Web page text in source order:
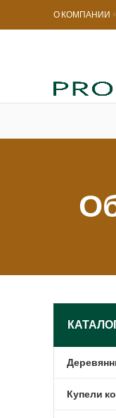
О КОМПАНИИ
Купели